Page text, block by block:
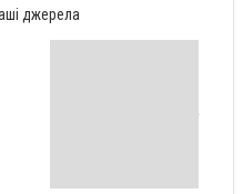
джерела